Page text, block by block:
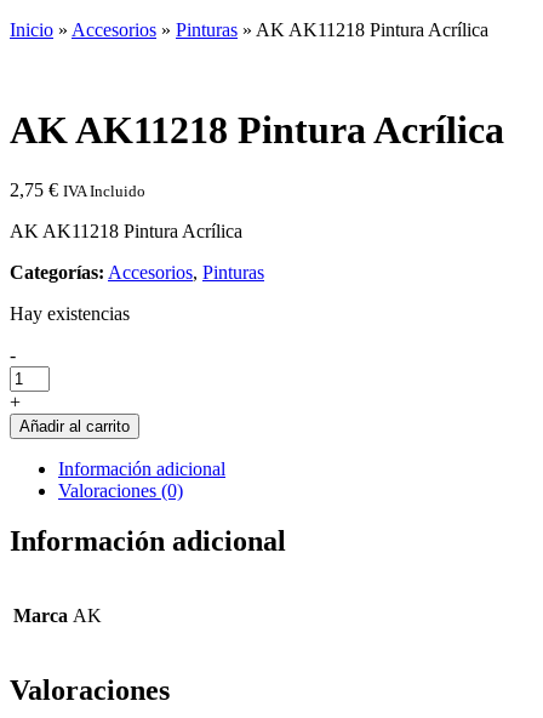
Inicio » Accesorios » Pinturas » AK AK11218 Pintura Acrílica
AK AK11218 Pintura Acrílica
2,75 € IVA Incluido
AK AK11218 Pintura Acrílica
Categorías: Accesorios, Pinturas
Hay existencias
Cantidad
de
AK
AK11218
Pintura
Acrílica
-
+
Añadir al carrito
Información adicional
Valoraciones (0)
Información adicional
Marca AK
Valoraciones